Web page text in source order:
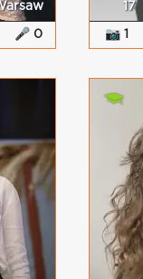
🎤 0
17
📷 1